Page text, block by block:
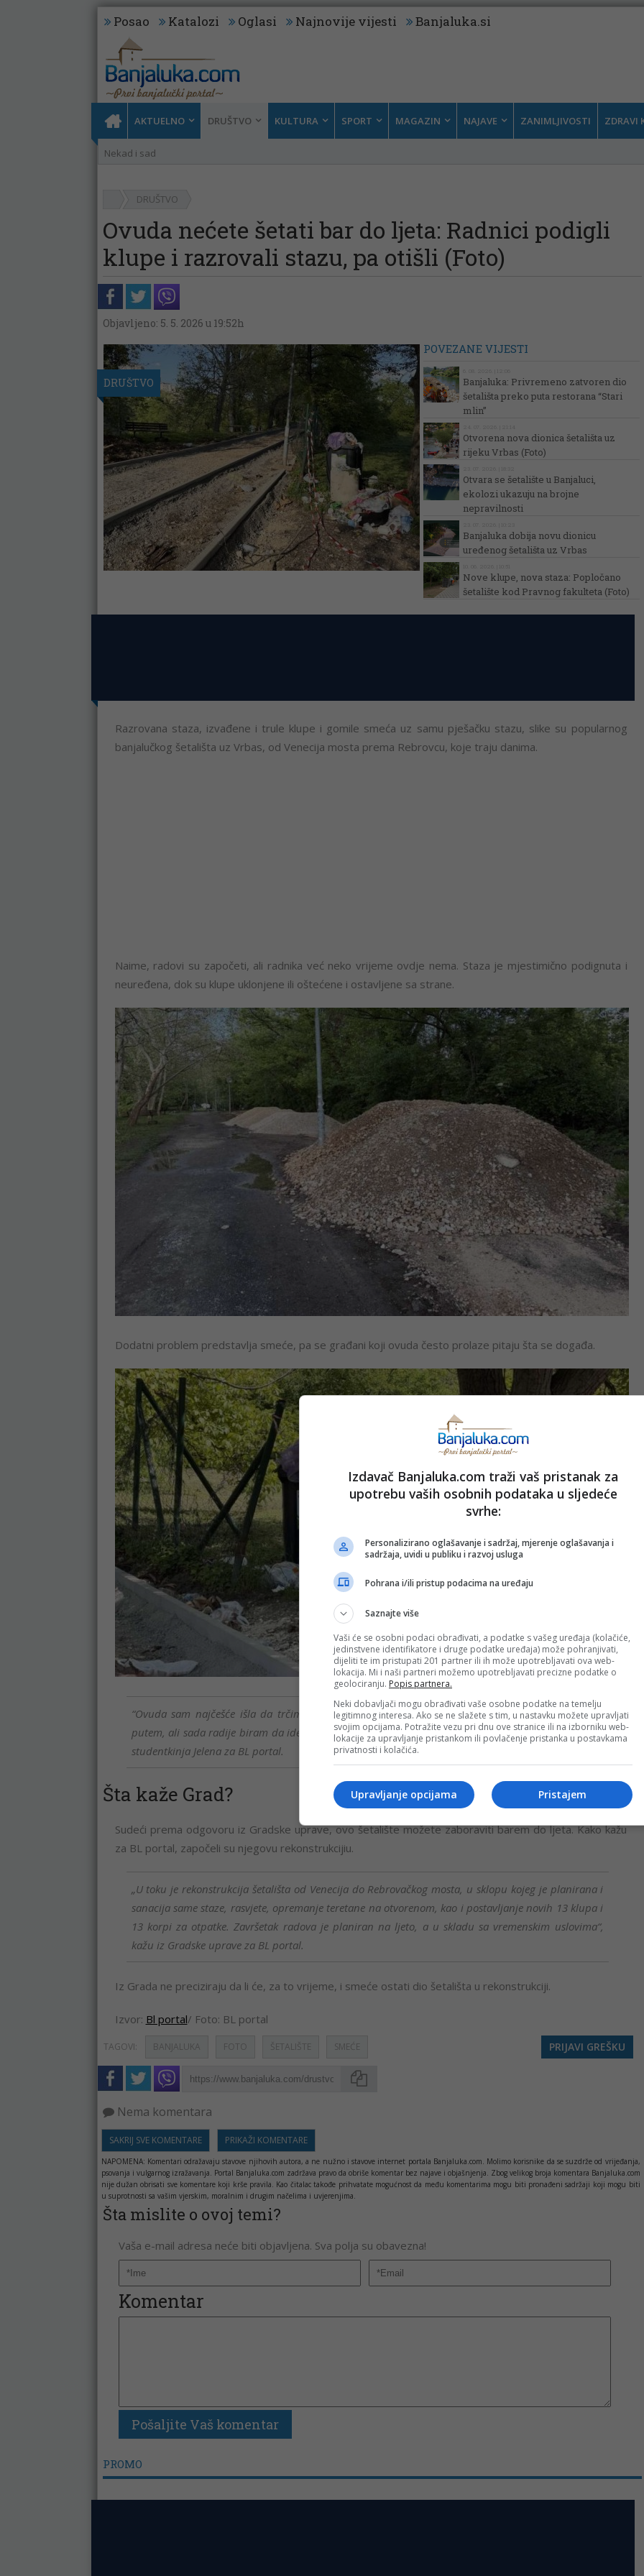
Posao Katalozi Oglasi Najnovije vijesti Banjaluka.si
AKTUELNO DRUŠTVO
Nekad i sad
KULTURA SPORT MAGAZIN NAJAVE ZANIMLJIVOSTI ZDRAVI
DRUŠTVO
Ovuda nećete šetati bar do ljeta: Radnici podigli
klupe i razrovali stazu, pa otišli (Foto)
Objavljeno: 5. 5. 2026 u 19:52h
DRUŠTVO
POVEZANE VIJESTI
Banjaluka: Privremeno zatvoren dio
šetališta preko puta restorana “Stari
mlin”
Otvorena nova dionica šetališta uz
rijeku Vrbas (Foto)
Otvara se šetalište u Banjaluci,
ekolozi ukazuju na brojne
nepravilnosti
Banjaluka dobija novu dionicu
uređenog šetališta uz Vrbas
Nove klupe, nova staza: Popločano
šetalište kod Pravnog fakulteta (Foto)
Razrovana staza, izvađene i trule klupe i gomile smeća uz samu pješačku stazu, slike su popularnog
banjalučkog šetališta uz Vrbas, od Venecija mosta prema Rebrovcu, koje traju danima.
Naime, radovi su započeti, ali radnika već neko vrijeme ovdje nema. Staza je mjestimično podignuta i
neuređena, dok su klupe uklonjene ili oštećene i ostavljene sa strane.
Dodatni problem predstavlja smeće, pa se građani koji ovuda često prolaze pitaju šta se događa.
“Ovuda sam najčešće išla da trčim naveče, ili bih od Studentskog doma do Kampusa išla ovim
putem, ali sada radije biram da idem preko Venecija mosta. Em je ružno, em se sva isprljam”, kaže
studentkinja Jelena za BL portal.
Šta kaže Grad?
Sudeći prema odgovoru iz Gradske uprave, ovo šetalište možete zaboraviti barem do ljeta. Kako kažu
za BL portal, započeli su njegovu rekonstrukcijiu.
„U toku je rekonstrukcija šetališta od Venecija do Rebrovačkog mosta, u sklopu kojeg je planirana i
sanacija same staze, rasvjete, opremanje teretane na otvorenom, kao i postavljanje novih 13 klupa i
13 korpi za otpatke. Završetak radova je planiran na ljeto, a u skladu sa vremenskim uslovima“,
kažu iz Gradske uprave za BL portal.
Iz Grada ne preciziraju da li će, za to vrijeme, i smeće ostati dio šetališta u rekonstrukciji.
Izvor: Bl portal/ Foto: BL portal
TAGOVI: BANJALUKA FOTO ŠETALIŠTE SMEĆE PRIJAVI GREŠKU
Nema komentara
SAKRIJ SVE KOMENTARE PRIKAŽI KOMENTARE
NAPOMENA: Komentari odražavaju stavove njihovih autora, a ne nužno i stavove internet portala Banjaluka.com. Molimo korisnike da se suzdrže od vrijeđanja,
psovanja i vulgarnog izražavanja. Portal Banjaluka.com zadržava pravo da obriše komentar bez najave i objašnjenja. Zbog velikog broja komentara Banjaluka.com
nije dužan obrisati sve komentare koji krše pravila. Kao čitalac takođe prihvatate mogućnost da među komentarima mogu biti pronađeni sadržaji koji mogu biti
u suprotnosti sa vašim vjerskim, moralnim i drugim načelima i uvjerenjima.
Šta mislite o ovoj temi?
Vaša e-mail adresa neće biti objavljena. Sva polja su obavezna!
Komentar
PROMO
Izdavač Banjaluka.com traži vaš pristanak za
upotrebu vaših osobnih podataka u sljedeće
svrhe:
Personalizirano oglašavanje i sadržaj, mjerenje oglašavanja i
sadržaja, uvidi u publiku i razvoj usluga
Pohrana i/ili pristup podacima na uređaju
Saznajte više
Vaši će se osobni podaci obrađivati, a podatke s vašeg uređaja (kolačiće,
jedinstvene identifikatore i druge podatke uređaja) može pohranjivati,
dijeliti te im pristupati 201 partner ili ih može upotrebljavati ova web-
lokacija. Mi i naši partneri možemo upotrebljavati precizne podatke o
geolociranju. Popis partnera.
Neki dobavljači mogu obrađivati vaše osobne podatke na temelju
legitimnog interesa. Ako se ne slažete s tim, u nastavku možete upravljati
svojim opcijama. Potražite vezu pri dnu ove stranice ili na izborniku web-
lokacije za upravljanje pristankom ili povlačenje pristanka u postavkama
privatnosti i kolačića.
Pristajem
Upravljanje opcijama